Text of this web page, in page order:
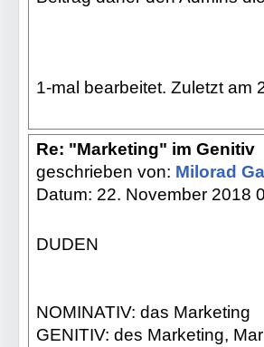
1-mal bearbeitet. Zuletzt am
Re: "Marketing" im Genitiv
geschrieben von: Milorad
Datum: 22. November 2018
DUDEN
NOMINATIV: das Marketing
GENITIV: des Marketing,